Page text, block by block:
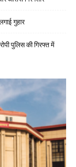
गुहार
पुलिस की गिरफ्त में